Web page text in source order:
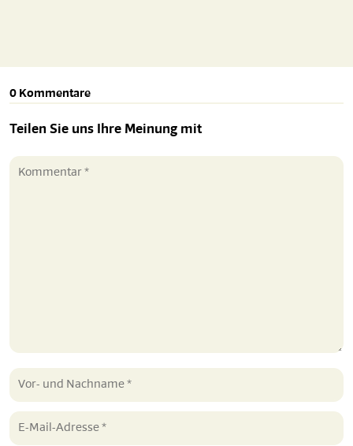
0 Kommentare
Teilen Sie uns Ihre Meinung mit